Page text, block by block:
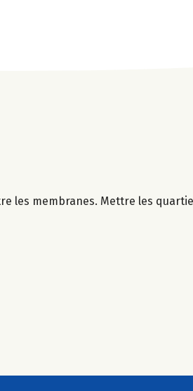
les membranes. Mettre les